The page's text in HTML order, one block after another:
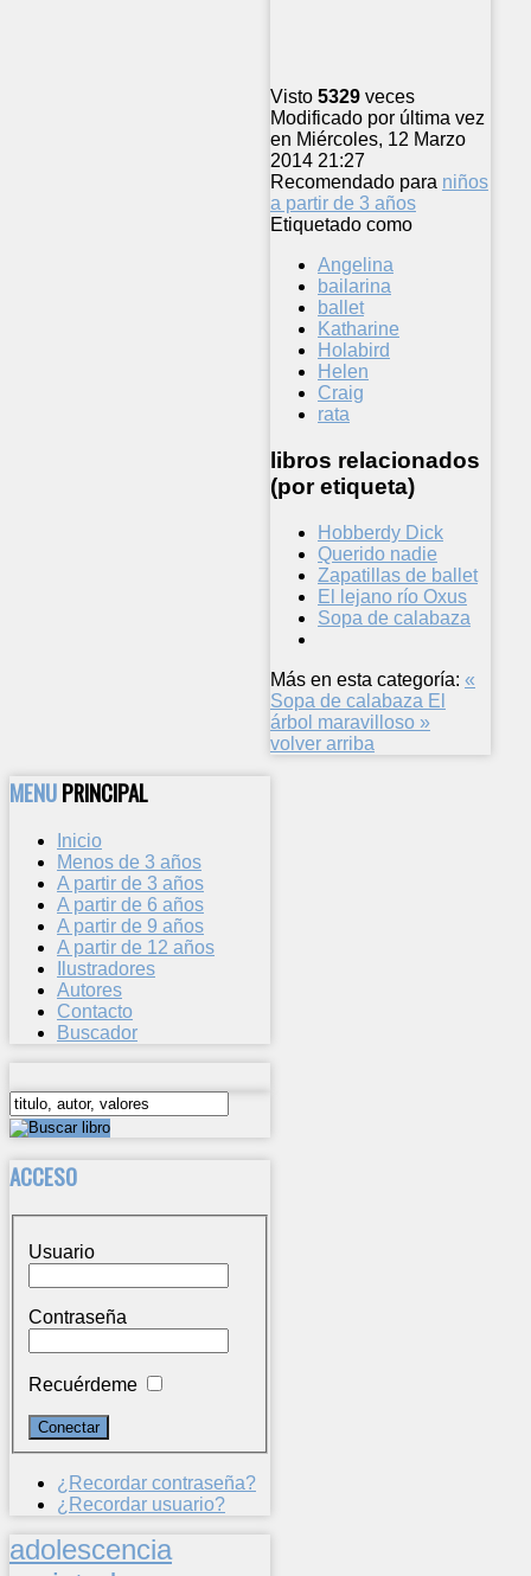
Visto 5329 veces
Modificado por última vez
en Miércoles, 12 Marzo
2014 21:27
Recomendado para niños
a partir de 3 años
Etiquetado como
Angelina
bailarina
ballet
Katharine
Holabird
Helen
Craig
rata
libros relacionados
(por etiqueta)
Hobberdy Dick
Querido nadie
Zapatillas de ballet
El lejano río Oxus
Sopa de calabaza
Más en esta categoría: «
Sopa de calabaza El
árbol maravilloso »
volver arriba
MENUPRINCIPAL
Inicio
Menos de 3 años
A partir de 3 años
A partir de 6 años
A partir de 9 años
A partir de 12 años
Ilustradores
Autores
Contacto
Buscador
ACCESO
Usuario
Contraseña
Recuérdeme
¿Recordar contraseña?
¿Recordar usuario?
adolescencia